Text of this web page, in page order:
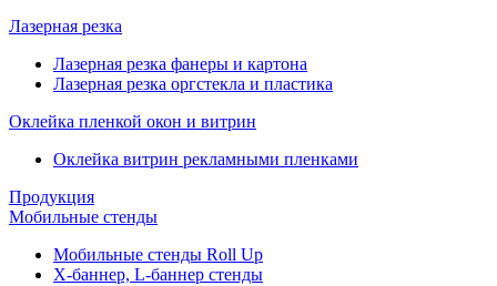
Лазерная резка
Лазерная резка фанеры и картона
Лазерная резка оргстекла и пластика
Оклейка пленкой окон и витрин
Оклейка витрин рекламными пленками
Продукция
Мобильные стенды
Мобильные стенды Roll Up
Х-баннер, L-баннер стенды